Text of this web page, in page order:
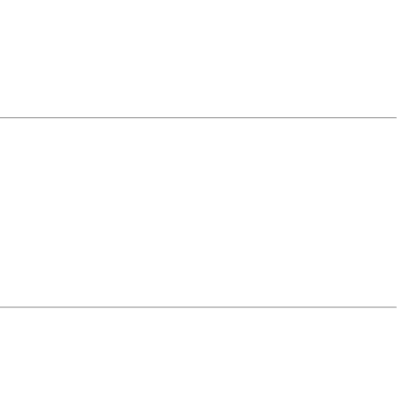
: Soutien des producteurs locaux - Livraison à domicile - Sans
– … Autrement dit « dans l’air du temps, totalement
sans bouger de chez soi, et livré dans son propre réceptacle